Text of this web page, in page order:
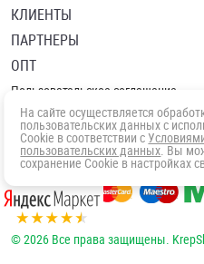
КЛИЕНТЫ
ПАРТНЕРЫ
ОПТ
Пользовательское соглашение
Политика в отношении обработки
Согласие посетителя сайта на
© 2026 Все права защищены.
На сайте осуществляется
пользовательских данных с
Cookie в соответствии с
пользовательских данных. Вы
сохранение Cookie в настройках